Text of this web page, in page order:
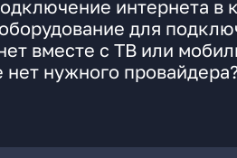
интернета в
для
вместе с ТВ или
нужного